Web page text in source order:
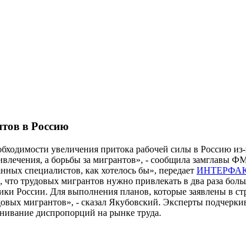
в Россию
увеличения притока рабочей силы в Россию
а борьбы за мигрантов», - сообщила замглавы
специалистов, как хотелось бы», передает
трудовых мигрантов нужно привлекать в два раза
России. Для выполнения планов, которые заявлены в
мигрантов», - сказал Якубовский. Эксперты
диспропорций на рынке труда.